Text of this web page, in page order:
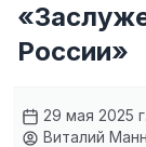
России»
29 мая 2025
Виталий Манн